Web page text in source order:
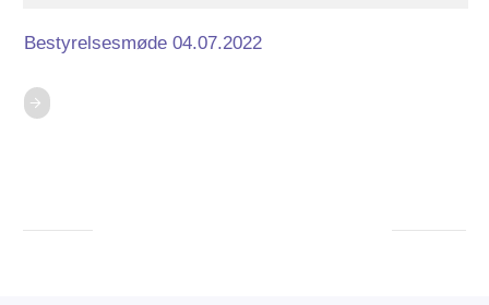
Bestyrelsesmøde 04.07.2022